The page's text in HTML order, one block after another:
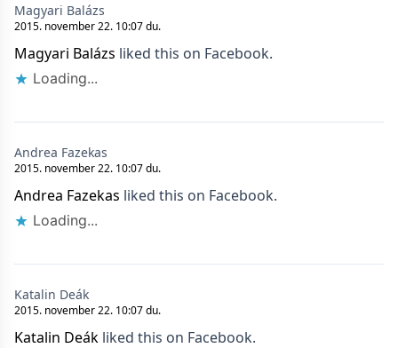
Magyari Balázs
2015. november 22. 10:07 du.
Magyari Balázs liked this on Facebook.
Loading...
Andrea Fazekas
2015. november 22. 10:07 du.
Andrea Fazekas liked this on Facebook.
Loading...
Katalin Deák
2015. november 22. 10:07 du.
Katalin Deák liked this on Facebook.